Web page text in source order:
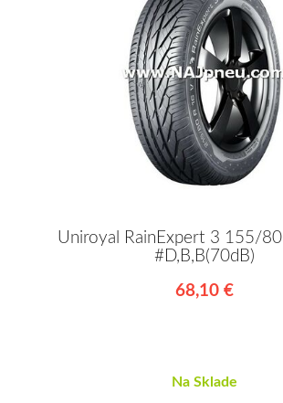
Uniroyal RainExpert 3 155/80
#D,B,B(70dB)
68,10 €
Na Sklade